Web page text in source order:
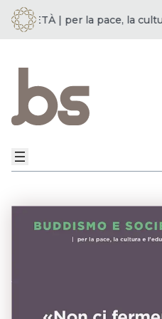
| per la pace, la